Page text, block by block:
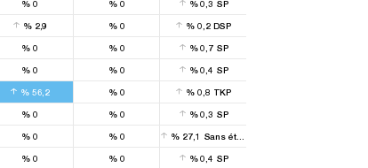
% 0 %0 %0,3 SP
%2,9 %0 % 0,2 DSP
% 0 %0 %0,7 SP
% 0 %0 %0,4 SP
%56,2 %0 % 0,8 TKP
% 0 %0 %0,3 SP
% 0 %0 % 27,1 Sans étiquette
% 0 %0 %0,4 SP